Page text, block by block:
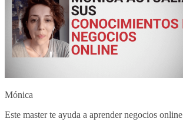
Mónica
Este master te ayuda a aprender negocios online